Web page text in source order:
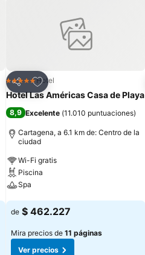
Compartir
Agregar a favoritos
5 EstrellasHotel
Hotel Las Américas Casa de Playa
8,9 Excelente (11.010 puntuaciones)
Cartagena, a 6.1 km de: Centro de la
ciudad
Wi-Fi gratis
Piscina
Spa
Ver precios
de $ 462.227
Mira precios de 11 páginas
Ver precios